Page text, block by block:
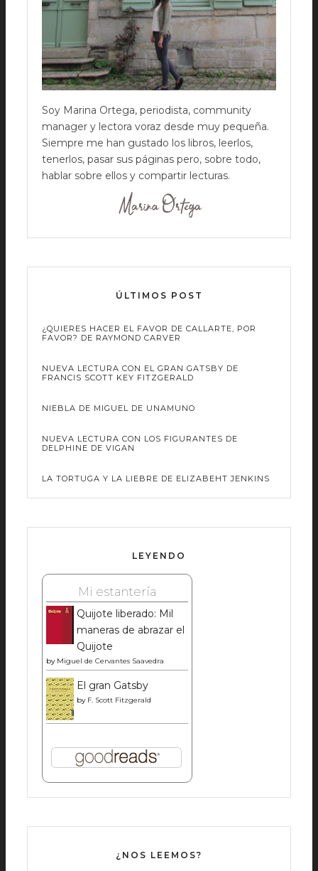
Soy Marina Ortega, periodista, community
manager y lectora voraz desde muy pequeña.
Siempre me han gustado los libros, leerlos,
tenerlos, pasar sus páginas pero, sobre todo,
hablar sobre ellos y compartir lecturas.
ÚLTIMOS POST
¿QUIERES HACER EL FAVOR DE CALLARTE, POR
FAVOR? DE RAYMOND CARVER
NUEVA LECTURA CON EL GRAN GATSBY DE
FRANCIS SCOTT KEY FITZGERALD
NIEBLA DE MIGUEL DE UNAMUNO
NUEVA LECTURA CON LOS FIGURANTES DE
DELPHINE DE VIGAN
LA TORTUGA Y LA LIEBRE DE ELIZABEHT JENKINS
LEYENDO
Mi estantería
Quijote liberado: Mil
maneras de abrazar el
Quijote
by Miguel de Cervantes Saavedra
El gran Gatsby
by F. Scott Fitzgerald
¿NOS LEEMOS?